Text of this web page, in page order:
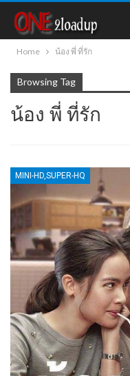
Home น้อง พี่ ที่รัก
Browsing Tag
น้อง พี่ ที่รัก
MINI-HD,SUPER-HQ